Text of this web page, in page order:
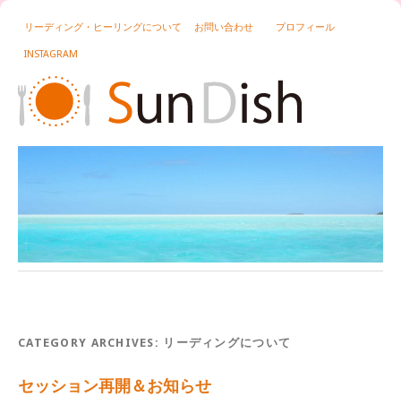
リーディング・ヒーリングについて お問い合わせ プロフィール
INSTAGRAM
CATEGORY ARCHIVES: リーディングについて
セッション再開＆お知らせ